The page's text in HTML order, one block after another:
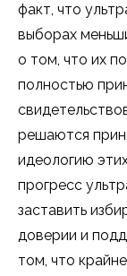
факт, что
выборах
о том, что их
полностью
решаются
идеологию
прогресс
заставить
доверии и
том, что